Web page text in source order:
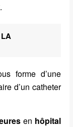
forme d’une
d’un catheter
en hôpital